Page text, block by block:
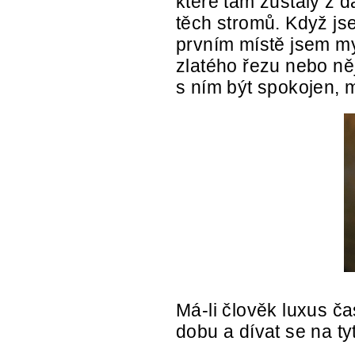
těch stromů. Když
prvním místě jsem
zlatého řezu nebo
s ním být spokojen,
Má-li člověk luxus
dobu a dívat se na